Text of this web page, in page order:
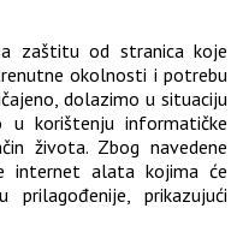
zaštitu od stranica koje
okolnosti i potrebu
dolazimo u situaciju
korištenju informatičke
života. Zbog navedene
internet alata kojima će
prikazujući